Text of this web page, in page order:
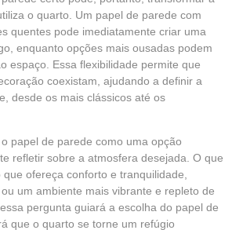
o quarto. Um papel de parede com
quentes pode imediatamente criar uma
enquanto opções mais ousadas podem
espaço. Essa flexibilidade permite que
coexistam, ajudando a definir a
desde os mais clássicos até os
papel de parede como uma opção
refletir sobre a atmosfera desejada. O que
ofereça conforto e tranquilidade,
um ambiente mais vibrante e repleto de
pergunta guiará a escolha do papel de
que o quarto se torne um refúgio